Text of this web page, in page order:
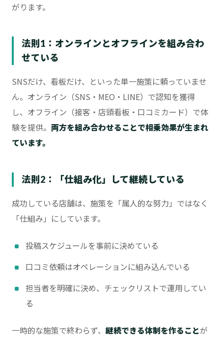
がります。
法則1：オンラインとオフラインを組み合わ
せている
SNSだけ、看板だけ、といった単一施策に頼っていませ
ん。オンライン（SNS・MEO・LINE）で認知を獲得
し、オフライン（接客・店頭看板・口コミカード）で体
験を提供。 両方を組み合わせることで相乗効果が生まれ
ています。
法則2：「仕組み化」して継続している
成功している店舗は、施策を「属人的な努力」ではなく
「仕組み」にしています。
投稿スケジュールを事前に決めている
口コミ依頼はオペレーションに組み込んでいる
担当者を明確に決め、チェックリストで運用してい
る
一時的な施策で終わらず、継続できる体制を作ることが